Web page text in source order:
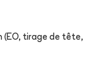
(EO, tirage de tête,